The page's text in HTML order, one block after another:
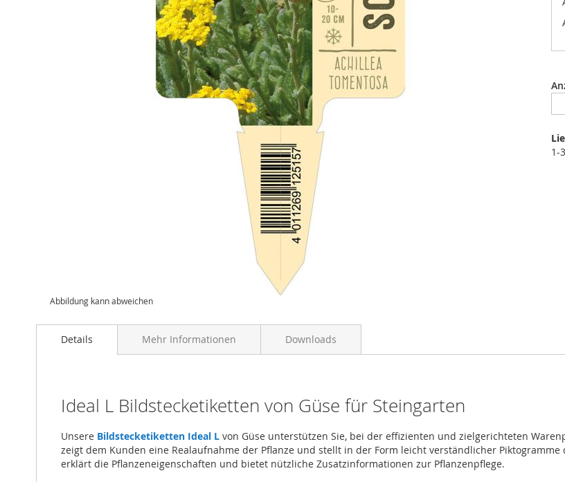
Abbildung kann abweichen
1-
Details
Ideal L Bildstecketiketten von Güse für Steingarten
Unsere Bildstecketiketten Ideal L von Güse unterstützen Sie, bei der effizienten und zielgerichteten
zeigt dem Kunden eine Realaufnahme der Pflanze und stellt in der Form leicht verständlicher
erklärt die Pflanzeneigenschaften und bietet nützliche Zusatzinformationen zur Pflanzenpflege.
Mehr Informationen Downloads